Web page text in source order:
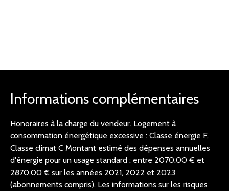
Informations complémentaires
Honoraires à la charge du vendeur. Logement à
consommation énergétique excessive : Classe énergie F,
Classe climat C Montant estimé des dépenses annuelles
d'énergie pour un usage standard : entre 2070.00 € et
2870.00 € sur les années 2021, 2022 et 2023
(abonnements compris). Les informations sur les risques